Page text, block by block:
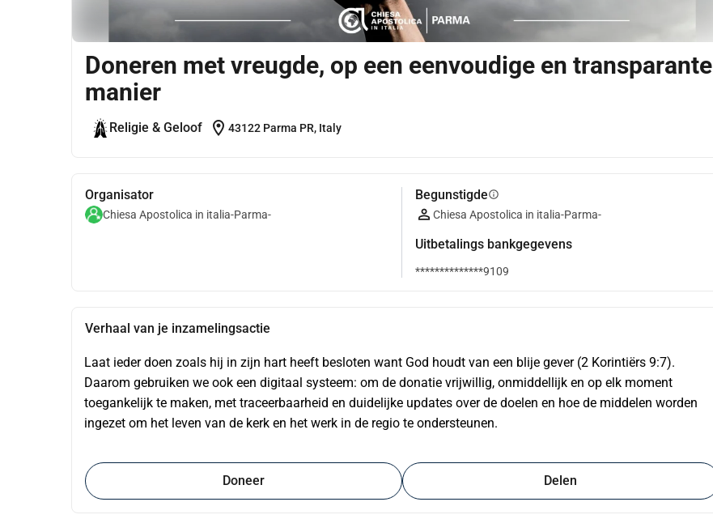
Doneren met vreugde, op een eenvoudige en transparante
manier
Religie & Geloof location_on 43122 Parma PR, Italy
Organisator
Chiesa Apostolica in italia-Parma-
Begunstigdeinfo
Chiesa Apostolica in italia-Parma-
Uitbetalings bankgegevens
**************9109
Verhaal van je inzamelingsactie
Laat ieder doen zoals hij in zijn hart heeft besloten want God houdt van een blije gever (2 Korintiërs 9:7).
Daarom gebruiken we ook een digitaal systeem: om de donatie vrijwillig, onmiddellijk en op elk moment
toegankelijk te maken, met traceerbaarheid en duidelijke updates over de doelen en hoe de middelen worden
ingezet om het leven van de kerk en het werk in de regio te ondersteunen.
Doneer Delen